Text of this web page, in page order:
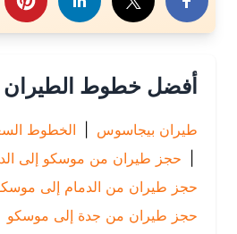
أفضل خطوط الطيران
طيران بيجاسوس | الخطوط السعودية
حجز طيران من موسكو إلى الدمام
|
حجز طيران من الدمام إلى موسكو |
حجز طيران من جدة إلى موسكو |